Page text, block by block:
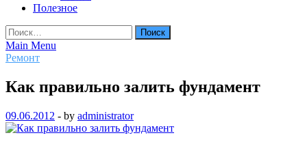
Полезное
Найти:
Main Menu
Ремонт
Как правильно залить фундамент
09.06.2012 - by administrator